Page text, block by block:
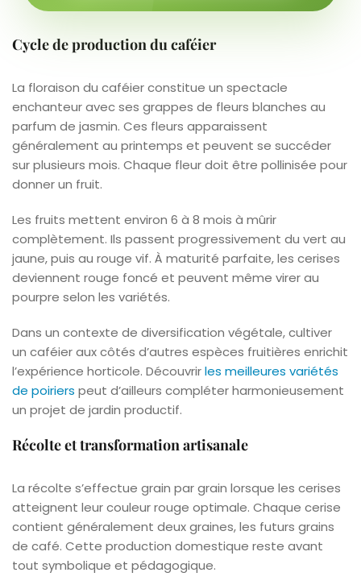
Cycle de production du caféier
La floraison du caféier constitue un spectacle
enchanteur avec ses grappes de fleurs blanches au
parfum de jasmin. Ces fleurs apparaissent
généralement au printemps et peuvent se succéder
sur plusieurs mois. Chaque fleur doit être pollinisée pour
donner un fruit.
Les fruits mettent environ 6 à 8 mois à mûrir
complètement. Ils passent progressivement du vert au
jaune, puis au rouge vif. À maturité parfaite, les cerises
deviennent rouge foncé et peuvent même virer au
pourpre selon les variétés.
Dans un contexte de diversification végétale, cultiver
un caféier aux côtés d’autres espèces fruitières enrichit
l’expérience horticole. Découvrirles meilleures variétés
de poiriers peut d’ailleurs compléter harmonieusement
un projet de jardin productif.
Récolte et transformation artisanale
La récolte s’effectue grain par grain lorsque les cerises
atteignent leur couleur rouge optimale. Chaque cerise
contient généralement deux graines, les futurs grains
de café. Cette production domestique reste avant
tout symbolique et pédagogique.